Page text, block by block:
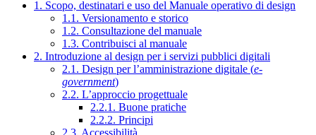
1. Scopo, destinatari e uso del Manuale operativo di design
1.1. Versionamento e storico
1.2. Consultazione del manuale
1.3. Contribuisci al manuale
2. Introduzione al design per i servizi pubblici digitali
2.1. Design per l’amministrazione digitale (e-
government)
2.2. L’approccio progettuale
2.2.1. Buone pratiche
2.2.2. Principi
2.3. Accessibilità